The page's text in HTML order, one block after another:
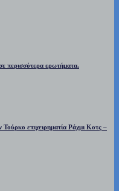
περισσότερα ερωτήματα.
επιχειρηματία Ράχμι Κοτς –